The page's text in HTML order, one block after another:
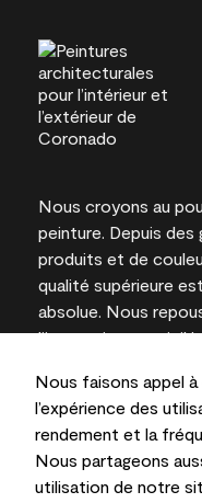
Nous faisons appel à
l’expérience des
rendement et la
Nous partageons
utilisation de notre
Nous croyons au
peinture. Depuis
produits et de
qualité supérieure
absolue. Nous
l’innovation et
l’expertise locale.
Les couleurs